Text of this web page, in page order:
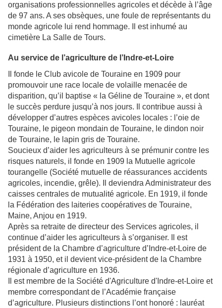
organisations professionnelles agricoles et décède à l’âge
de 97 ans. A ses obsèques, une foule de représentants du
monde agricole lui rend hommage. Il est inhumé au
cimetière La Salle de Tours.
Au service de l’agriculture de l’Indre-et-Loire
Il fonde le Club avicole de Touraine en 1909 pour
promouvoir une race locale de volaille menacée de
disparition, qu’il baptise « la Géline de Touraine », et dont
le succès perdure jusqu’à nos jours. Il contribue aussi à
développer d’autres espèces avicoles locales : l’oie de
Touraine, le pigeon mondain de Touraine, le dindon noir
de Touraine, le lapin gris de Touraine.
Soucieux d’aider les agriculteurs à se prémunir contre les
risques naturels, il fonde en 1909 la Mutuelle agricole
tourangelle (Société mutuelle de réassurances accidents
agricoles, incendie, grêle). Il deviendra Administrateur des
caisses centrales de mutualité agricole. En 1919, il fonde
la Fédération des laiteries coopératives de Touraine,
Maine, Anjou en 1919.
Après sa retraite de directeur des Services agricoles, il
continue d’aider les agriculteurs à s’organiser. Il est
président de la Chambre d’agriculture d’Indre-et-Loire de
1931 à 1950, et il devient vice-président de la Chambre
régionale d’agriculture en 1936.
Il est membre de la Société d'Agriculture d'Indre-et-Loire et
membre correspondant de l’Académie française
d’agriculture. Plusieurs distinctions l’ont honoré : lauréat